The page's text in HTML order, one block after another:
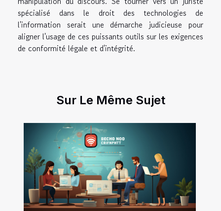
spécialisé dans le droit des technologies de
l'information serait une démarche judicieuse pour
aligner l'usage de ces puissants outils sur les exigences
de conformité légale et d'intégrité.
Sur Le Même Sujet